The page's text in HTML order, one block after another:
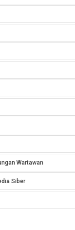
Wartawan
Siber